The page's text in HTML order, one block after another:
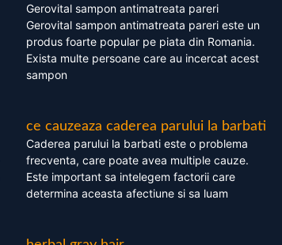
Gerovital sampon antimatreata pareri
Gerovital sampon antimatreata pareri este un
produs foarte popular pe piata din Romania.
Exista multe persoane care au incercat acest
sampon
ce cauzeaza caderea parului la barbati
Caderea parului la barbati este o problema
frecventa, care poate avea multiple cauze.
Este important sa intelegem factorii care
determina aceasta afectiune si sa luam